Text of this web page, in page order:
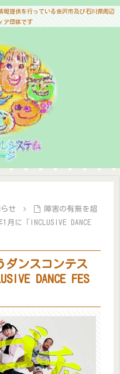
提供を行っている金沢市及び石川県周辺
ア団体です
せ
障害の有無を超
に「INCLUSIVE DANCE
ダンスコンテス
DANCE FES